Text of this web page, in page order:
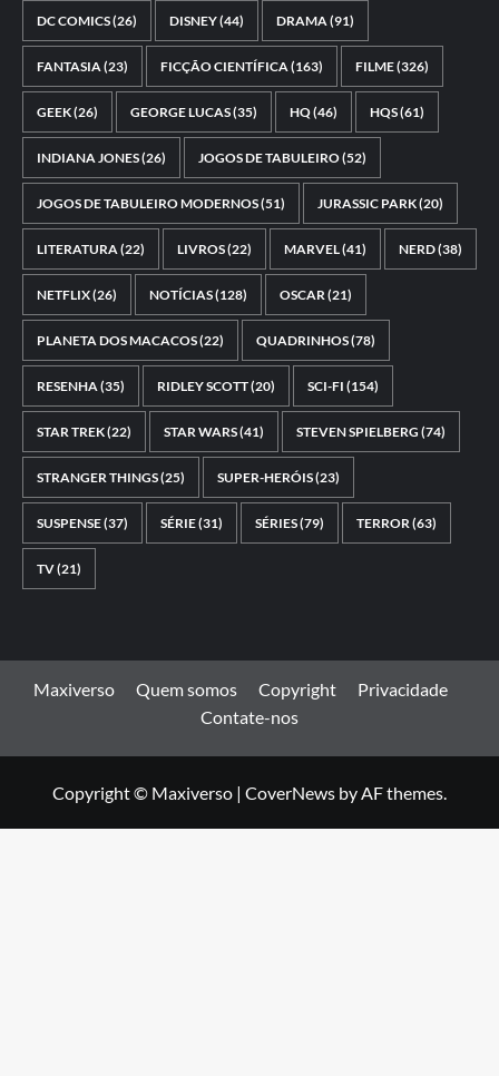
DC COMICS(26) DISNEY(44) DRAMA(91)
FANTASIA(23) FICÇÃO CIENTÍFICA(163) FILME(326)
GEEK(26) GEORGE LUCAS(35) HQ(46) HQS(61)
INDIANA JONES(26) JOGOS DE TABULEIRO(52)
JOGOS DE TABULEIRO MODERNOS(51) JURASSIC PARK(20)
LITERATURA(22) LIVROS(22) MARVEL(41) NERD(38)
NETFLIX(26) NOTÍCIAS(128) OSCAR(21)
PLANETA DOS MACACOS(22) QUADRINHOS(78)
RESENHA(35) RIDLEY SCOTT(20) SCI-FI (154)
STAR TREK(22) STAR WARS(41) STEVEN SPIELBERG (74)
STRANGER THINGS(25) SUPER-HERÓIS(23)
SUSPENSE(37) SÉRIE(31) SÉRIES(79) TERROR(63)
TV(21)
Maxiverso Quem somos Copyright
Privacidade
Contate-nos
Copyright © Maxiverso | CoverNews by AF themes.